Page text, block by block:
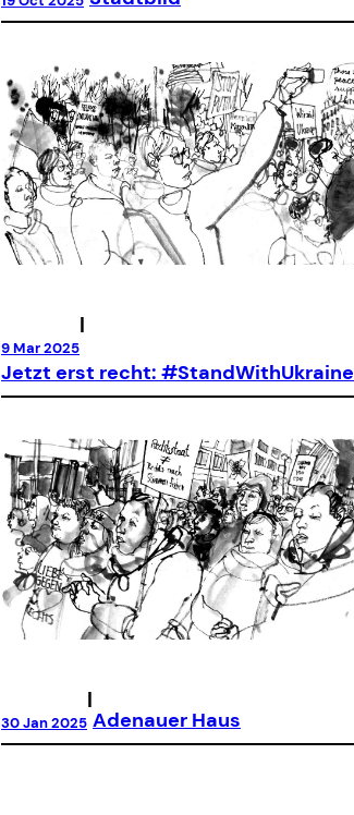
9 Mar 2025
|
Jetzt erst recht: #StandWithUkraine
30 Jan 2025
|
Adenauer Haus